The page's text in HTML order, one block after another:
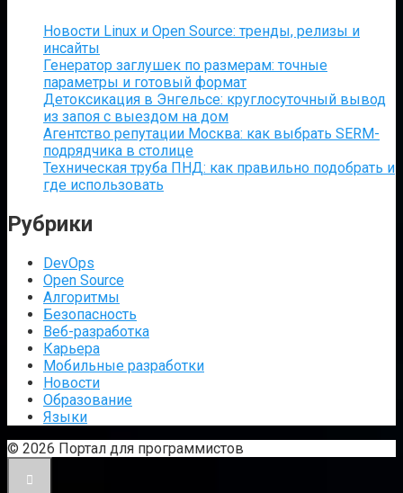
Новости Linux и Open Source: тренды, релизы и
инсайты
Генератор заглушек по размерам: точные
параметры и готовый формат
Детоксикация в Энгельсе: круглосуточный вывод
из запоя с выездом на дом
Агентство репутации Москва: как выбрать SERM-
подрядчика в столице
Техническая труба ПНД: как правильно подобрать и
где использовать
Рубрики
DevOps
Open Source
Алгоритмы
Безопасность
Веб-разработка
Карьера
Мобильные разработки
Новости
Образование
Языки
© 2026 Портал для программистов